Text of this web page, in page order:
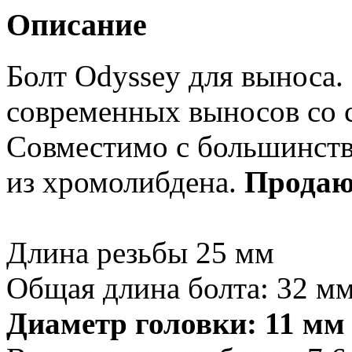
Описание
Болт Odyssey для выноса.
современных выносов со
Совместимо с
из хромолибдена.
Длина резьбы 25 мм
Общая длина болта: 32
Диаметр головки: 11 мм